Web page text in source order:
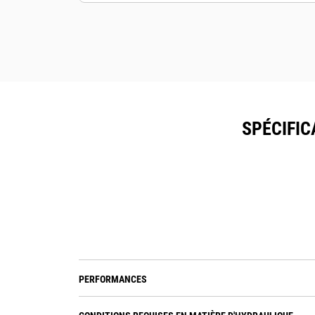
PERFORMANCES